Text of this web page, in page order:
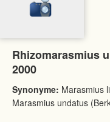
Rhizomarasmius
2000
Synonyme: Marasmius
Marasmius undatus